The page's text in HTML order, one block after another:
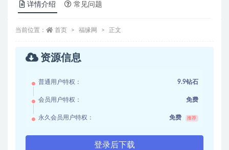
详情介绍 常见问题
当前位置： 首页 福缘网 正文
资源信息
普通用户特权： 9.9钻石
会员用户特权： 免费
永久会员用户特权： 免费 推荐
登录后下载